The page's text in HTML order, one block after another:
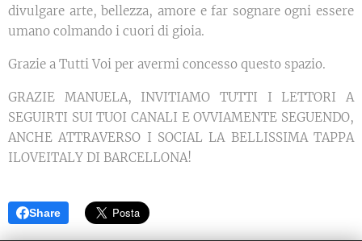
divulgare arte, bellezza, amore e far sognare ogni essere
umano colmando i cuori di gioia.
Grazie a Tutti Voi per avermi concesso questo spazio.
GRAZIE MANUELA, INVITIAMO TUTTI I LETTORI A
SEGUIRTI SUI TUOI CANALI E OVVIAMENTE SEGUENDO,
ANCHE ATTRAVERSO I SOCIAL LA BELLISSIMA TAPPA
ILOVEITALY DI BARCELLONA!
Share